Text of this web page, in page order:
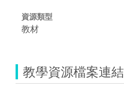
資源類型
教材
教學資源檔案連結